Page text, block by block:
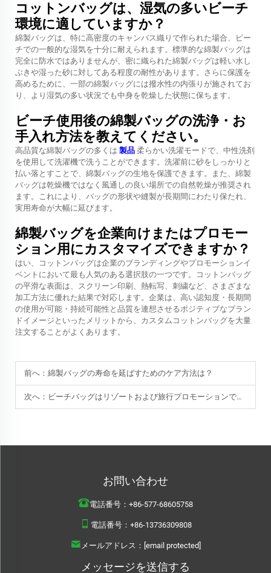
コットンバッグは、湿気の多いビーチ
環境に適していますか？
綿製バッグは、特に高密度のキャンバス織りで作られた場合、ビー
チでの一般的な湿気を十分に耐えられます。標準的な綿製バッグは
完全に防水ではありませんが、密に織られた綿製バッグは軽い水し
ぶきや湿った砂に対してある程度の耐性があります。さらに保護を
高めるために、一部の綿製バッグには撥水性の内張りが施されてお
り、より湿気の多い状況でも中身を乾燥した状態に保ちます。
ビーチ使用後の綿製バッグの洗浄・お
手入れ方法を教えてください。
高品質な綿製バッグの多くは 製品 柔らかい洗濯モードで、中性洗剤
を使用して洗濯機で洗うことができます。洗濯前に砂をしっかりと
払い落とすことで、綿製バッグの生地を保護できます。また、綿製
バッグは乾燥機ではなく風通しの良い場所での自然乾燥が推奨され
ます。これにより、バッグの形状や縫製が長期間にわたり保たれ、
実用寿命が大幅に延びます。
綿製バッグを企業向けまたはプロモー
ション用にカスタマイズできますか？
はい、コットンバッグは企業のブランディングやプロモーションイ
ベントにおいて最も人気のある選択肢の一つです。コットンバッグ
の平滑な表面は、スクリーン印刷、熱転写、刺繍など、さまざまな
加工方法に優れた結果で対応します。企業は、高い認知度・長期間
の使用が可能・持続可能性と品質を連想させるポジティブなブラン
ドイメージといったメリットから、カスタムコットンバッグを大量
注文することがよくあります。
前へ： 綿製バッグの寿命を延ばすためのケア方法は？
次へ： ビーチバッグはリゾートおよび旅行プロモーションでどのように活用されていますか？
お問い合わせ
電話番号： +86-577-68605758
電話番号： +86-13736309808
メールアドレス： [email protected]
メッセージを送信する